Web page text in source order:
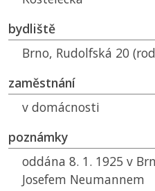
bydliště
Brno, Rudolfská 20
zaměstnání
v domácnosti
poznámky
oddána 8. 1. 1925 v
Josefem Neumannem